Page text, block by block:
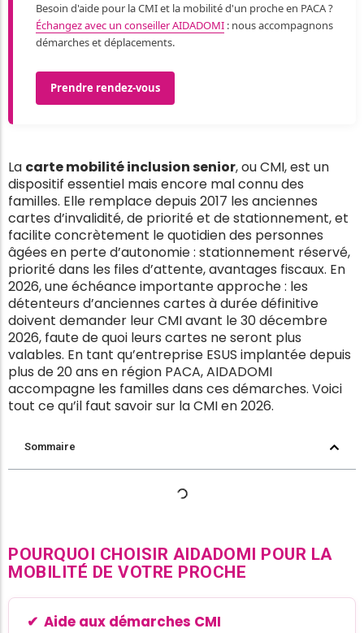
Besoin d'aide pour la CMI et la mobilité d'un proche en PACA ?
Échangez avec un conseiller AIDADOMI : nous accompagnons
démarches et déplacements.
Prendre rendez-vous
La carte mobilité inclusion senior, ou CMI, est un
dispositif essentiel mais encore mal connu des
familles. Elle remplace depuis 2017 les anciennes
cartes d’invalidité, de priorité et de stationnement, et
facilite concrètement le quotidien des personnes
âgées en perte d’autonomie : stationnement réservé,
priorité dans les files d’attente, avantages fiscaux. En
2026, une échéance importante approche : les
détenteurs d’anciennes cartes à durée définitive
doivent demander leur CMI avant le 30 décembre
2026, faute de quoi leurs cartes ne seront plus
valables. En tant qu’entreprise ESUS implantée depuis
plus de 20 ans en région PACA, AIDADOMI
accompagne les familles dans ces démarches. Voici
tout ce qu’il faut savoir sur la CMI en 2026.
Sommaire
POURQUOI CHOISIR AIDADOMI POUR LA
MOBILITÉ DE VOTRE PROCHE
Aide aux démarches CMI